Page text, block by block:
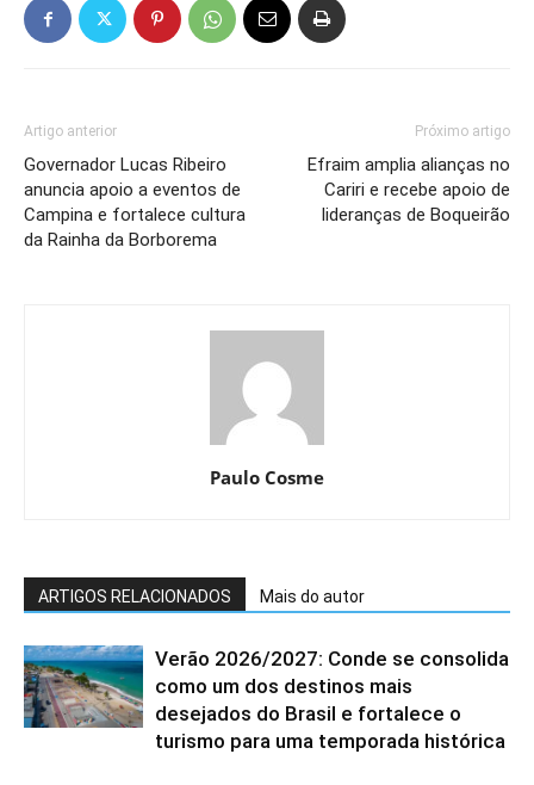
Artigo anterior
Governador Lucas Ribeiro
anuncia apoio a eventos de
Campina e fortalece cultura
da Rainha da Borborema
Próximo artigo
Efraim amplia alianças no
Cariri e recebe apoio de
lideranças de Boqueirão
Paulo Cosme
ARTIGOS RELACIONADOS Mais do autor
Verão 2026/2027: Conde se consolida
como um dos destinos mais
desejados do Brasil e fortalece o
turismo para uma temporada histórica